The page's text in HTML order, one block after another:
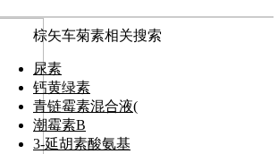
棕矢车菊素相关搜索
尿素
钙黄绿素
青链霉素混合液(
潮霉素B
3-延胡素酸氨基